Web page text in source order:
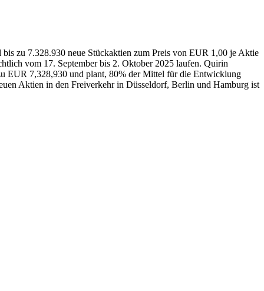
zu 7.328.930 neue Stückaktien zum Preis von EUR 1,00 je Aktie
vom 17. September bis 2. Oktober 2025 laufen. Quirin
EUR 7,328,930 und plant, 80% der Mittel für die Entwicklung
Aktien in den Freiverkehr in Düsseldorf, Berlin und Hamburg ist